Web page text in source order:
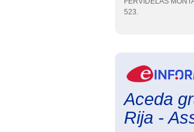
523.
Aceda
Rija -